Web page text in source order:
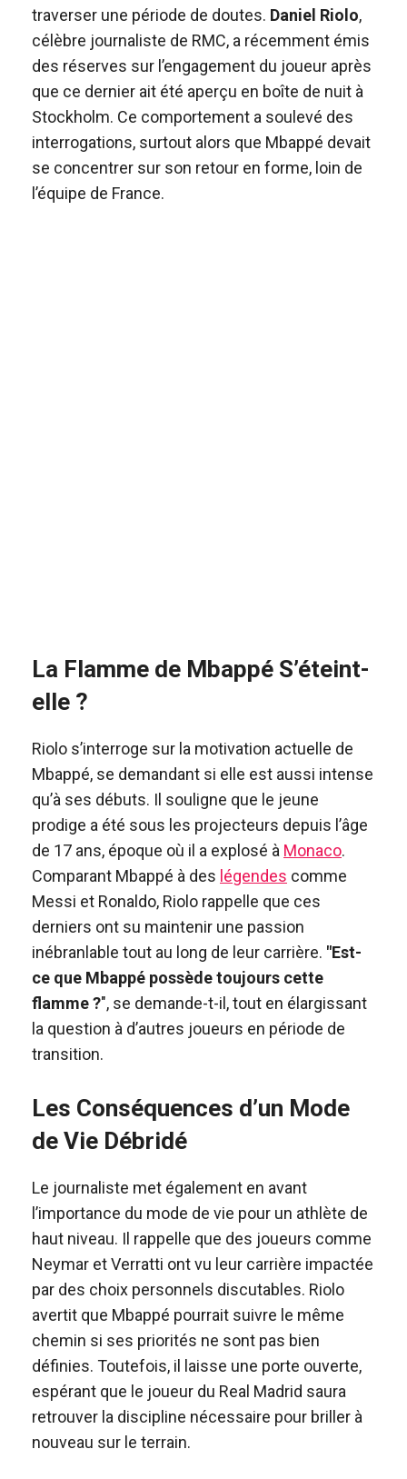
traverser une période de doutes. Daniel Riolo,
célèbre journaliste de RMC, a récemment émis
des réserves sur l’engagement du joueur après
que ce dernier ait été aperçu en boîte de nuit à
Stockholm. Ce comportement a soulevé des
interrogations, surtout alors que Mbappé devait
se concentrer sur son retour en forme, loin de
l’équipe de France.
La Flamme de Mbappé S’éteint-
elle ?
Riolo s’interroge sur la motivation actuelle de
Mbappé, se demandant si elle est aussi intense
qu’à ses débuts. Il souligne que le jeune
prodige a été sous les projecteurs depuis l’âge
de 17 ans, époque où il a explosé à Monaco.
Comparant Mbappé à des légendes comme
Messi et Ronaldo, Riolo rappelle que ces
derniers ont su maintenir une passion
inébranlable tout au long de leur carrière. "Est-
ce que Mbappé possède toujours cette
flamme ?", se demande-t-il, tout en élargissant
la question à d’autres joueurs en période de
transition.
Les Conséquences d’un Mode
de Vie Débridé
Le journaliste met également en avant
l’importance du mode de vie pour un athlète de
haut niveau. Il rappelle que des joueurs comme
Neymar et Verratti ont vu leur carrière impactée
par des choix personnels discutables. Riolo
avertit que Mbappé pourrait suivre le même
chemin si ses priorités ne sont pas bien
définies. Toutefois, il laisse une porte ouverte,
espérant que le joueur du Real Madrid saura
retrouver la discipline nécessaire pour briller à
nouveau sur le terrain.